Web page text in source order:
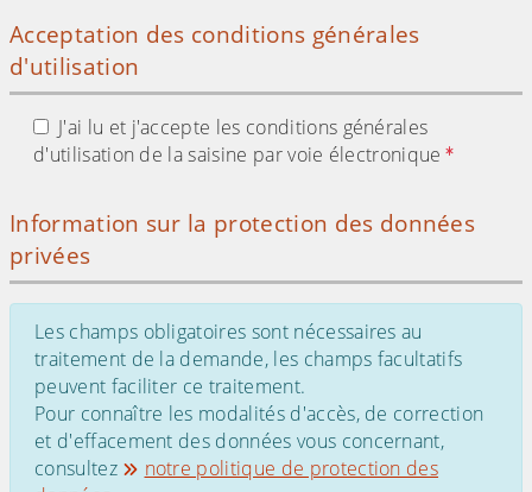
Acceptation des conditions générales
d'utilisation
J'ai lu et j'accepte les conditions générales
d'utilisation de la saisine par voie électronique
Information sur la protection des données
privées
Les champs obligatoires sont nécessaires au
traitement de la demande, les champs facultatifs
peuvent faciliter ce traitement.
Pour connaître les modalités d'accès, de correction
et d'effacement des données vous concernant,
consultez
notre politique de protection des